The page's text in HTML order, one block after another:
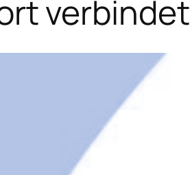
verbindet